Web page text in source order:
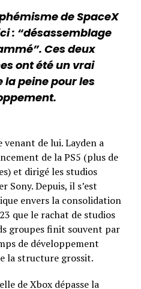
de SpaceX
: “désassemblage
Ces deux
ont été un vrai
la peine pour les
venant de lui. Layden a
de la PS5 (plus de
et dirigé les studios
Depuis, il s’est
envers la consolidation
que le rachat de studios
groupes finit souvent par
de développement
la structure grossit.
de Xbox dépasse la